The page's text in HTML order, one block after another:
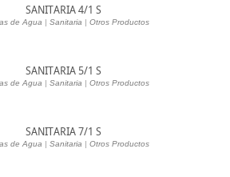
SANITARIA 4/1 S
de Agua | Sanitaria | Otros Productos
SANITARIA 5/1 S
de Agua | Sanitaria | Otros Productos
SANITARIA 7/1 S
de Agua | Sanitaria | Otros Productos